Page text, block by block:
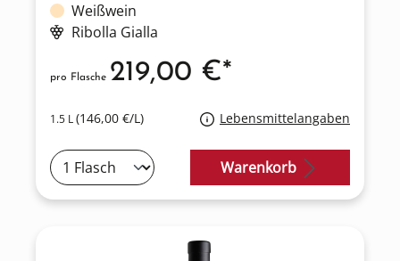
Weißwein
Ribolla Gialla
1.5 L(146,00 €/L) Lebensmittelangaben
pro Flasche 219,00 €*
Warenkorb